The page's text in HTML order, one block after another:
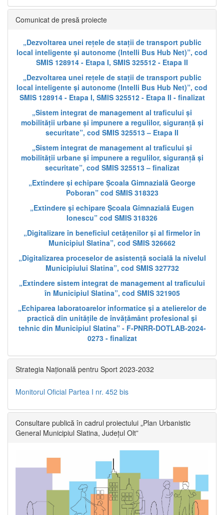
Comunicat de presă proiecte
„Dezvoltarea unei rețele de stații de transport public
local inteligente și autonome (Intelli Bus Hub Net)”, cod
SMIS 128914 - Etapa I, SMIS 325512 - Etapa II
„Dezvoltarea unei rețele de stații de transport public
local inteligente și autonome (Intelli Bus Hub Net)”, cod
SMIS 128914 - Etapa I, SMIS 325512 - Etapa II - finalizat
„Sistem integrat de management al traficului și
mobilității urbane și impunere a regulilor, siguranță și
securitate”, cod SMIS 325513 – Etapa II
„Sistem integrat de management al traficului și
mobilității urbane și impunere a regulilor, siguranță și
securitate”, cod SMIS 325513 – finalizat
„Extindere și echipare Școala Gimnazială George
Poboran” cod SMIS 318323
„Extindere și echipare Școala Gimnazială Eugen
Ionescu” cod SMIS 318326
„Digitalizare în beneficiul cetățenilor și al firmelor în
Municipiul Slatina”, cod SMIS 326662
„Digitalizarea proceselor de asistență socială la nivelul
Municipiului Slatina”, cod SMIS 327732
„Extindere sistem integrat de management al traficului
în Municipiul Slatina”, cod SMIS 321905
„Echiparea laboratoarelor informatice și a atelierelor de
practică din unitățile de învățământ profesional și
tehnic din Municipiul Slatina” - F-PNRR-DOTLAB-2024-
0273 - finalizat
Strategia Națională pentru Sport 2023-2032
Monitorul Oficial Partea I nr. 452 bis
Consultare publică în cadrul proiectului „Plan Urbanistic
General Municipiul Slatina, Județul Olt”